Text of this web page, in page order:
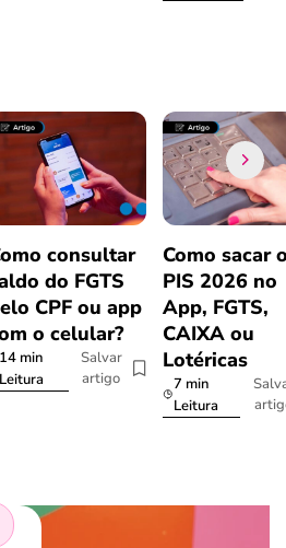
consultar
do FGTS
CPF ou app
o celular?
14 min
Leitura
Salvar
artigo
Como sacar
PIS 2026 no
App, FGTS,
CAIXA ou
Lotéricas
7 min
Leitura